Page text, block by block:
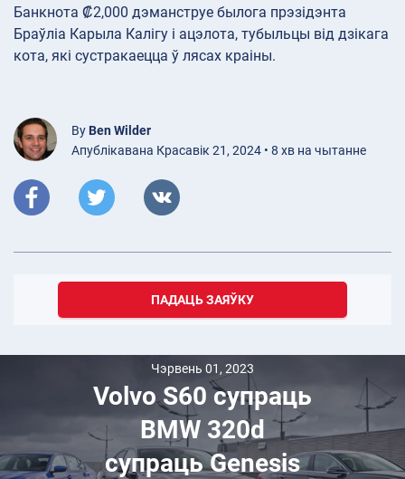
Банкнота ₡2,000 дэманструе былога прэзідэнта
Браўліа Карыла Калігу і ацэлота, тубыльцы від дзікага
кота, які сустракаецца ў лясах краіны.
By Ben Wilder
Апублікавана Красавік 21, 2024 • 8 хв на чытанне
ПАДАЦЬ ЗАЯЎКУ
Чэрвень 01, 2023
Volvo S60 супраць
BMW 320d
супраць Genesis